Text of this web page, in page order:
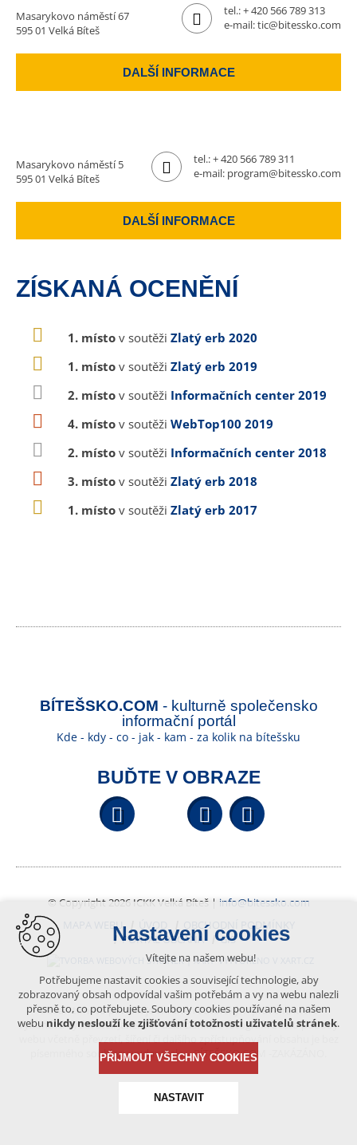
Masarykovo náměstí 67
595 01 Velká Bíteš
tel.:+ 420 566 789 313
e-mail:tic@bitessko.com
DALŠÍ INFORMACE
Masarykovo náměstí 5
595 01 Velká Bíteš
tel.:+ 420 566 789 311
e-mail: program@bitessko.com
DALŠÍ INFORMACE
ZÍSKANÁ OCENĚNÍ
1. místo v soutěži Zlatý erb 2020
1. místo v soutěži Zlatý erb 2019
2. místo v soutěži Informačních center 2019
4. místo v soutěži WebTop100 2019
2. místo v soutěži Informačních center 2018
3. místo v soutěži Zlatý erb 2018
1. místo v soutěži Zlatý erb 2017
BÍTEŠSKO.COM - kulturně společensko
informační portál
Kde - kdy - co - jak - kam - za kolik na bítešsku
BUĎTE V OBRAZE
Facebook YouTube
© Copyright 2026 ICKK Velká Bíteš | info@bitessko.com
MAPA WEBU
ÚVOD
OBCHODNÍ PODMÍNKY
PORTÁL OBČANA
GIS
VYTVOŘENO V XART.CZ
Obsah tohoto portálu je chráněn autorským právem, které
vykonává vydavatel. Jakékoliv užití článků a fotografií z této podoby
písemného souhlasu vydavatele – BÍTEŠSKO.COM -ZAKÁZÁNO.
Nastavení cookies
Vítejte na našem webu!
Potřebujeme nastavit cookies a související technologie, aby
zobrazovaný obsah odpovídal vašim potřebám a vy na webu nalezli
přesně to, co potřebujete. Soubory cookies používané na našem
webu nikdy neslouží ke zjišťování totožnosti uživatelů stránek.
PŘIJMOUT VŠECHNY COOKIES
NASTAVIT